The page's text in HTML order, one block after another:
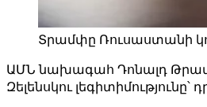
Տրամփը Ռուսաստանի
ԱՄՆ նախագահ Դոնալդ
Զելենսկու